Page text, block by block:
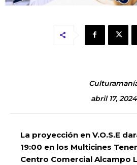
abril 17, 2024
La proyección en V.O.S.E
19:00 en los Multicines
Centro Comercial Alcampo